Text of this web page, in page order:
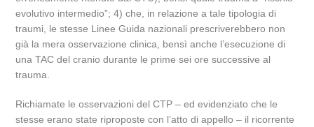
evolutivo intermedio”; 4) che, in relazione a tale tipologia di
traumi, le stesse Linee Guida nazionali prescriverebbero non
già la mera osservazione clinica, bensì anche l’esecuzione di
una TAC del cranio durante le prime sei ore successive al
trauma.
Richiamate le osservazioni del CTP – ed evidenziato che le
stesse erano state riproposte con l’atto di appello – il ricorrente